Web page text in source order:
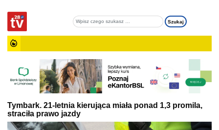
Tymbark. 21-letnia kierująca miała ponad 1,3 promila,
straciła prawo jazdy